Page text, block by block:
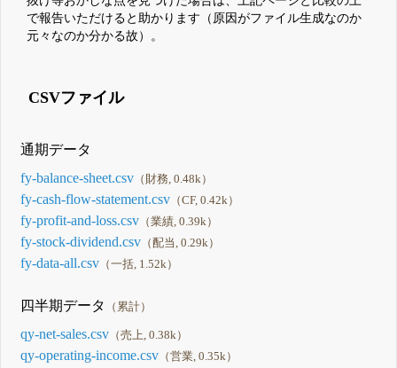
で報告いただけると助かります（原因がファイル生成なのか
元々なのか分かる故）。
CSVファイル
通期データ
fy-balance-sheet.csv （財務, 0.48k）
fy-cash-flow-statement.csv （CF, 0.42k）
fy-profit-and-loss.csv （業績, 0.39k）
fy-stock-dividend.csv （配当, 0.29k）
fy-data-all.csv （一括, 1.52k）
四半期データ （累計）
qy-net-sales.csv （売上, 0.38k）
qy-operating-income.csv （営業, 0.35k）